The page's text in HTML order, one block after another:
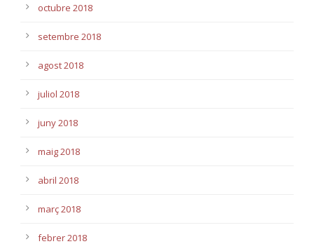
octubre 2018
setembre 2018
agost 2018
juliol 2018
juny 2018
maig 2018
abril 2018
març 2018
febrer 2018